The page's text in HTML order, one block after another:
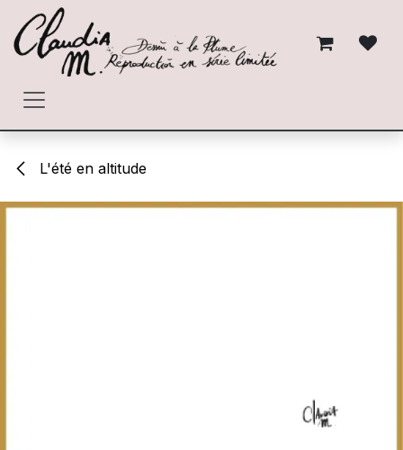
Skip to Content
L'été en altitude